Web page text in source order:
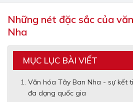
Những nét đặc sắc của
Nha
MỤC LỤC BÀI VIẾT
Văn hóa Tây Ban Nha - sự kết
đa dạng quốc gia